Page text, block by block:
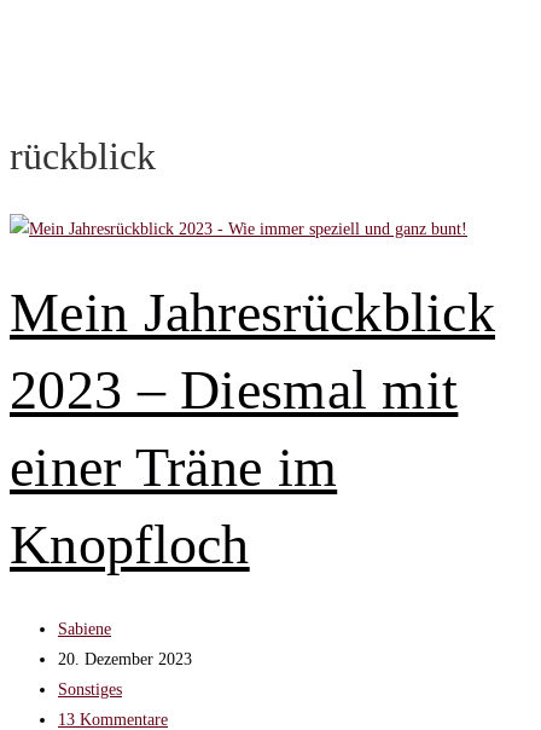
rückblick
Mein Jahresrückblick
2023 – Diesmal mit
einer Träne im
Knopfloch
Beitrags-
Autor:
Sabiene
Beitrag
veröffentlicht:
20. Dezember 2023
Beitrags-
Kategorie:
Sonstiges
Beitrags-
13 Kommentare